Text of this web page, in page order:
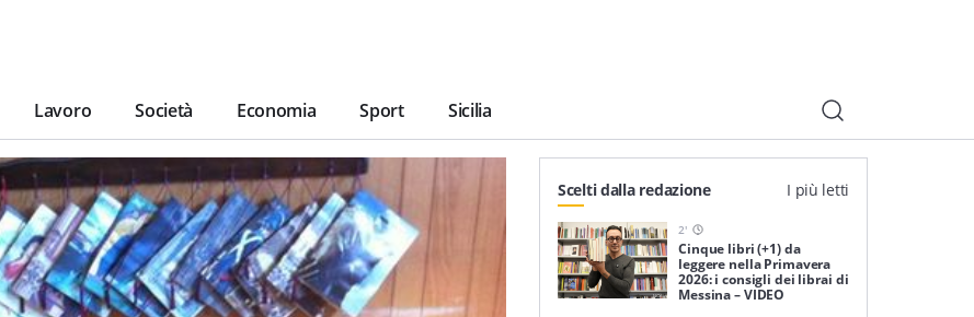
Lavoro Società Economia Sport Sicilia
Scelti dalla redazione I più letti
2'
Cinque libri (+1) da
leggere nella Primavera
2026: i consigli dei librai di
Messina – VIDEO